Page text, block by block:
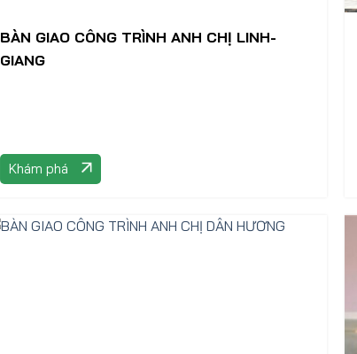
BÀN GIAO CÔNG TRÌNH ANH CHỊ LINH-
GIANG
Khám phá